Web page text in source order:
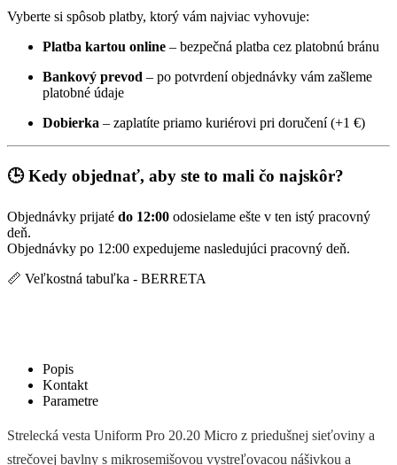
Vyberte si spôsob platby, ktorý vám najviac vyhovuje:
Platba kartou online – bezpečná platba cez platobnú bránu
Bankový prevod – po potvrdení objednávky vám zašleme
platobné údaje
Dobierka – zaplatíte priamo kuriérovi pri doručení (+1 €)
🕒 Kedy objednať, aby ste to mali čo najskôr?
Objednávky prijaté do 12:00 odosielame ešte v ten istý pracovný
deň.
Objednávky po 12:00 expedujeme nasledujúci pracovný deň.
📏 Veľkostná tabuľka - BERRETA
Popis
Kontakt
Parametre
Strelecká vesta Uniform Pro 20.20 Micro z priedušnej sieťoviny a
strečovej bavlny s mikrosemišovou vystreľovacou nášivkou a